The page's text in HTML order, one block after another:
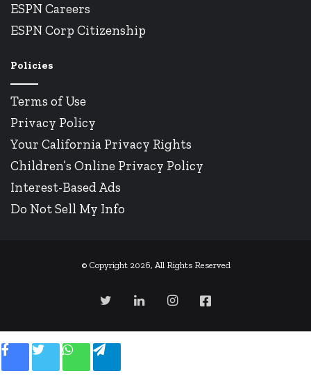
ESPN Careers
ESPN Corp Citizenship
Policies
Terms of Use
Privacy Policy
Your California Privacy Rights
Children’s Online Privacy Policy
Interest-Based Ads
Do Not Sell My Info
© Copyright 2026, All Rights Reserved
TwitterLinkedInInstagramFacebook
FacebookTwitterWhatsAppTelegram